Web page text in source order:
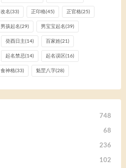
改名(33) 正印格(45) 正官格(25)
男孩起名(29) 男宝宝起名(39)
癸酉日主(14) 百家姓(21)
起名禁忌(14) 起名误区(16)
食神格(33) 魁罡八字(28)
748
68
236
102